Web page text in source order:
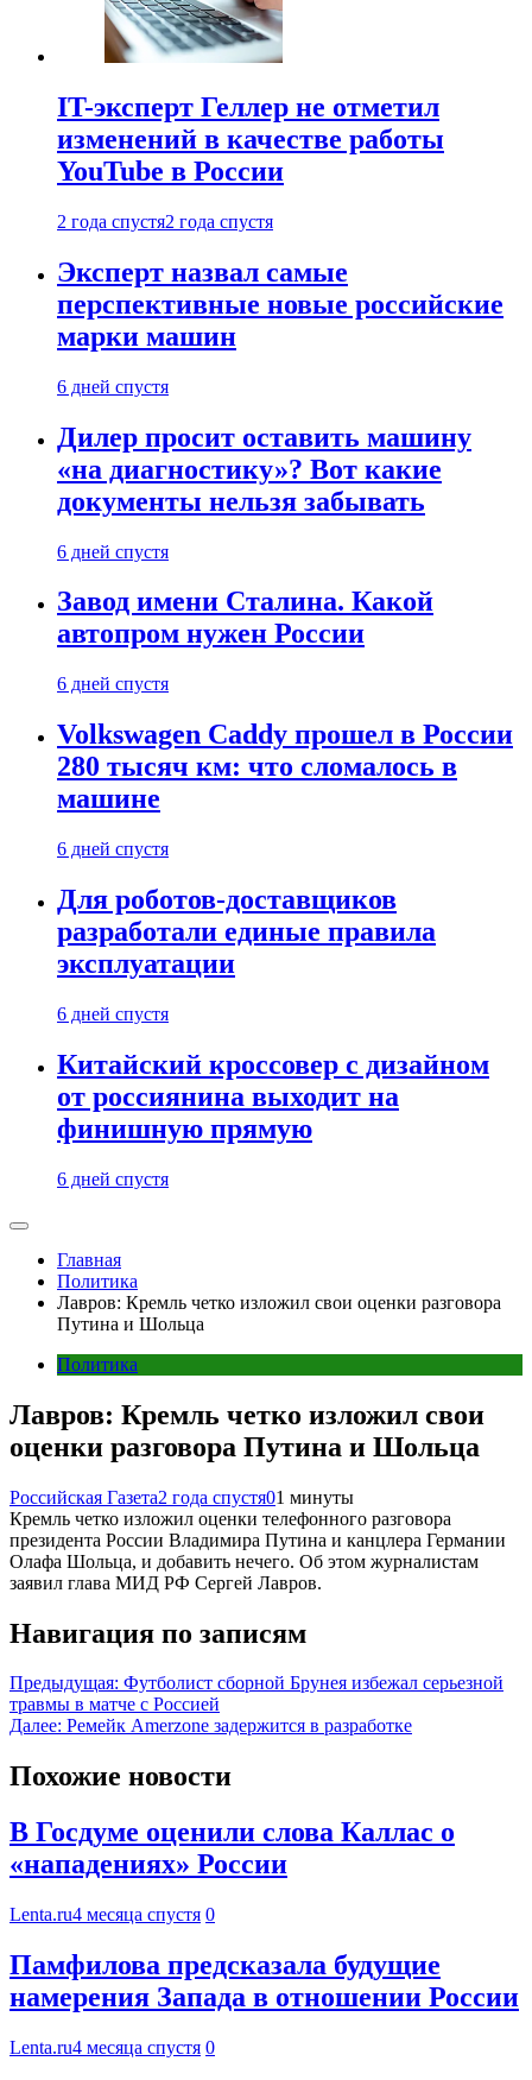
IT-эксперт Геллер не отметил
изменений в качестве работы
YouTube в России
2 года спустя2 года спустя
Эксперт назвал самые
перспективные новые российские
марки машин
6 дней спустя
Дилер просит оставить машину
«на диагностику»? Вот какие
документы нельзя забывать
6 дней спустя
Завод имени Сталина. Какой
автопром нужен России
6 дней спустя
Volkswagen Caddy прошел в России
280 тысяч км: что сломалось в
машине
6 дней спустя
Для роботов-доставщиков
разработали единые правила
эксплуатации
6 дней спустя
Китайский кроссовер с дизайном
от россиянина выходит на
финишную прямую
6 дней спустя
Главная
Политика
Лавров: Кремль четко изложил свои оценки разговора
Путина и Шольца
Политика
Лавров: Кремль четко изложил свои
оценки разговора Путина и Шольца
Российская Газета2 года спустя01 минуты
Кремль четко изложил оценки телефонного разговора
президента России Владимира Путина и канцлера Германии
Олафа Шольца, и добавить нечего. Об этом журналистам
заявил глава МИД РФ Сергей Лавров.
Навигация по записям
Предыдущая: Футболист сборной Брунея избежал серьезной
травмы в матче с Россией
Далее: Ремейк Amerzone задержится в разработке
Похожие новости
В Госдуме оценили слова Каллас о
«нападениях» России
Lenta.ru4 месяца спустя 0
Памфилова предсказала будущие
намерения Запада в отношении России
Lenta.ru4 месяца спустя 0